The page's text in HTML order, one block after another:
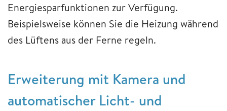
Energiesparfunktionen zur Verfügung.
Beispielsweise können Sie die Heizung während
des Lüftens aus der Ferne regeln.
Erweiterung mit Kamera und
automatischer Licht- und